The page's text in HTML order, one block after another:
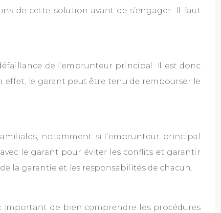
de cette solution avant de s’engager. Il faut
de l’emprunteur principal. Il est donc
effet, le garant peut être tenu de rembourser le
notamment si l’emprunteur principal
le garant pour éviter les conflits et garantir
la garantie et les responsabilités de chacun.
de bien comprendre les procédures